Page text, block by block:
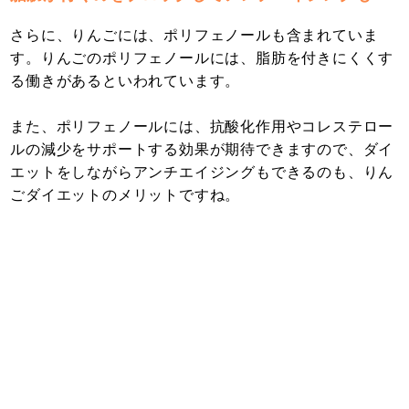
さらに、りんごには、ポリフェノールも含まれていま
す。りんごのポリフェノールには、脂肪を付きにくくす
る働きがあるといわれています。
また、ポリフェノールには、抗酸化作用やコレステロー
ルの減少をサポートする効果が期待できますので、ダイ
エットをしながらアンチエイジングもできるのも、りん
ごダイエットのメリットですね。